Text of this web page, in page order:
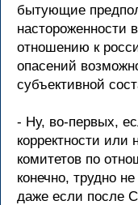
бытующие
настороженности
отношению к
опасений
субъективной
- Ну, во-первых,
корректности или
комитетов по
конечно, трудно
даже если после